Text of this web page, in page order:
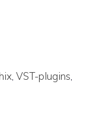
,VST-plugins